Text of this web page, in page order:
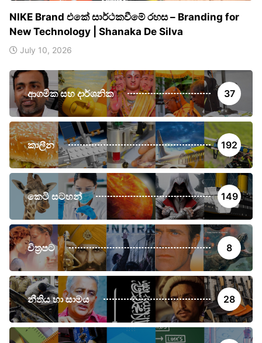
NIKE Brand එකේ සාර්ථකවීමේ රහස – Branding for
New Technology | Shanaka De Silva
July 10, 2026
ආගමික සහ දාර්ශනික 37
කාලීන 192
කෙටි සටහන් 149
චිත්‍රපට 8
නීතිය හා සාමය 28